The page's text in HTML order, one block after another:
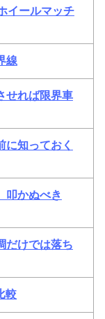
イールマッチ
線
せれば限界車
に知っておく
叩かぬべき
だけでは落ち
較